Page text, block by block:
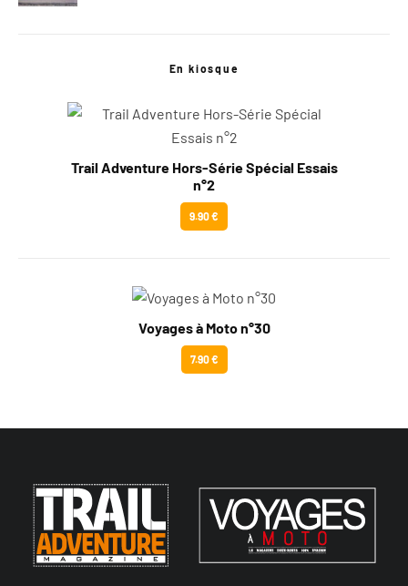
En kiosque
Trail Adventure Hors-Série Spécial Essais
n°2
9.90 €
Voyages à Moto n°30
7.90 €